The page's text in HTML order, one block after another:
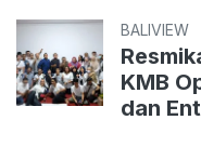
BALIVIEW
KMB
dan